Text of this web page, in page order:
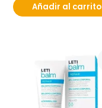
Añadir al carrito